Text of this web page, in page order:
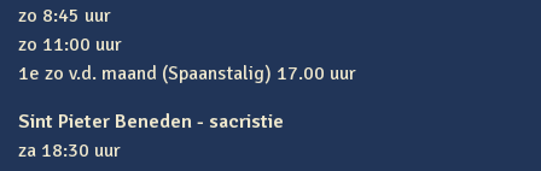
zo 8:45 uur
zo 11:00 uur
1e zo v.d. maand (Spaanstalig) 17.00 uur
Sint Pieter Beneden - sacristie
za 18:30 uur